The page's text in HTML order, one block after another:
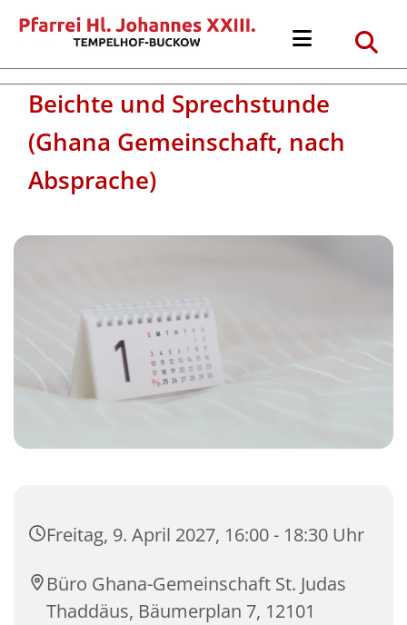
Beichte und Sprechstunde
(Ghana Gemeinschaft, nach
Absprache)
Freitag, 9. April 2027, 16:00 - 18:30 Uhr
Büro Ghana-Gemeinschaft St. Judas
Thaddäus, Bäumerplan 7, 12101